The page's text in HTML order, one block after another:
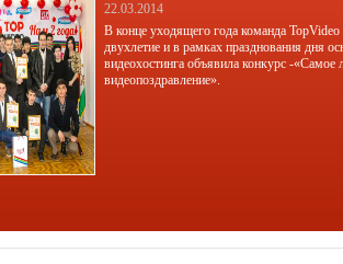
22.03.2014
В конце уходящего года команда TopVideo
двухлетие и в рамках празднования дня
видеохостинга объявила конкурс -«Самое
видеопоздравление».